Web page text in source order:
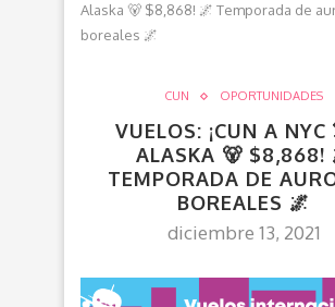
Alaska 🐻 $8,868! 🌌 Temporada de
boreales 🌌
CUN OPORTUNIDADES
VUELOS: ¡CUN A NYC
ALASKA 🐻 $8,868!
TEMPORADA DE
BOREALES 🌌
diciembre 13, 2021